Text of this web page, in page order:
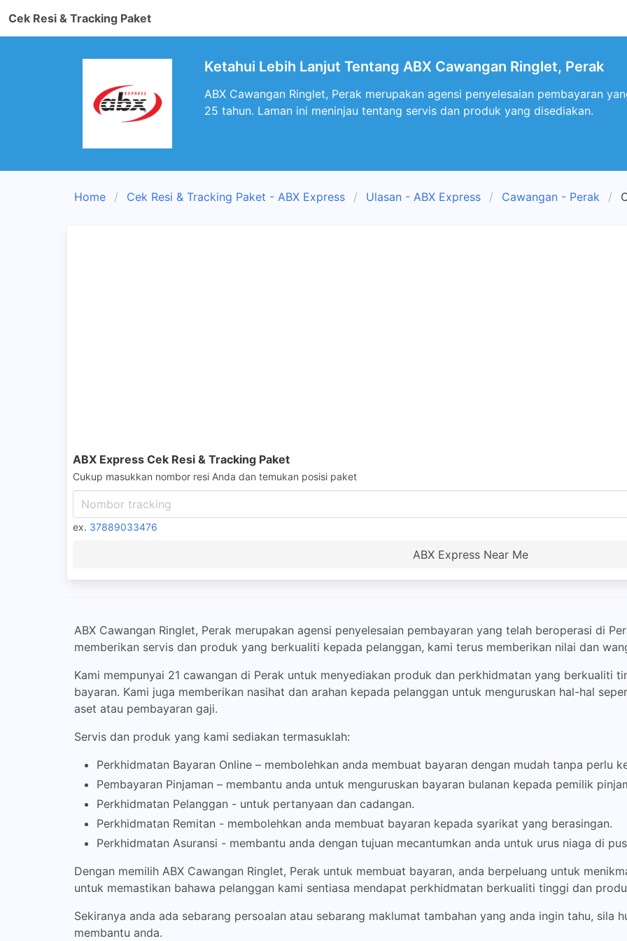
Cek Resi & Tracking Paket
Ketahui Lebih Lanjut Tentang ABX Cawangan Ringlet, Perak
ABX Cawangan Ringlet, Perak merupakan agensi penyelesaian pembayaran
25 tahun. Laman ini meninjau tentang servis dan produk yang disediakan.
Home Cek Resi & Tracking Paket - ABX Express Ulasan - ABX Express Cawangan - Perak
ABX Express Cek Resi & Tracking Paket
Cukup masukkan nombor resi Anda dan temukan posisi paket
ex. 37889033476
ABX Express Near Me
ABX Cawangan Ringlet, Perak merupakan agensi penyelesaian pembayaran yang telah beroperasi di
memberikan servis dan produk yang berkualiti kepada pelanggan, kami terus memberikan nilai dan
Kami mempunyai 21 cawangan di Perak untuk menyediakan produk dan perkhidmatan yang berkualiti
bayaran. Kami juga memberikan nasihat dan arahan kepada pelanggan untuk menguruskan hal-hal
aset atau pembayaran gaji.
Servis dan produk yang kami sediakan termasuklah:
Perkhidmatan Bayaran Online – membolehkan anda membuat bayaran dengan mudah tanpa perlu
Pembayaran Pinjaman – membantu anda untuk menguruskan bayaran bulanan kepada pemilik
Perkhidmatan Pelanggan - untuk pertanyaan dan cadangan.
Perkhidmatan Remitan - membolehkan anda membuat bayaran kepada syarikat yang berasingan.
Perkhidmatan Asuransi - membantu anda dengan tujuan mecantumkan anda untuk urus niaga di
Dengan memilih ABX Cawangan Ringlet, Perak untuk membuat bayaran, anda berpeluang untuk
untuk memastikan bahawa pelanggan kami sentiasa mendapat perkhidmatan berkualiti tinggi dan
Sekiranya anda ada sebarang persoalan atau sebarang maklumat tambahan yang anda ingin tahu, sila
membantu anda.